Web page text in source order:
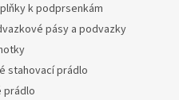
k podprsenkám
pásy a podvazky
stahovací prádlo
prádlo